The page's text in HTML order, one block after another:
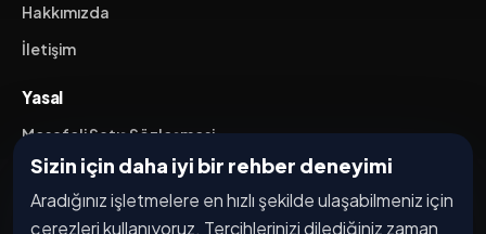
Sizin için daha iyi bir rehber deneyimi
Aradığınız işletmelere en hızlı şekilde ulaşabilmeniz için
çerezleri kullanıyoruz. Tercihlerinizi dilediğiniz zaman
Hakkımızda
İletişim
Yasal
Mesafeli Satış Sözleşmesi
İptal / İade Koşulları
Hizmet Şartları